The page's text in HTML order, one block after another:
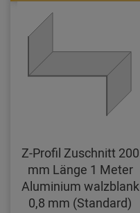
Z-Profil Zuschnitt 200
mm Länge 1 Meter
Aluminium walzblank
0,8 mm (Standard)